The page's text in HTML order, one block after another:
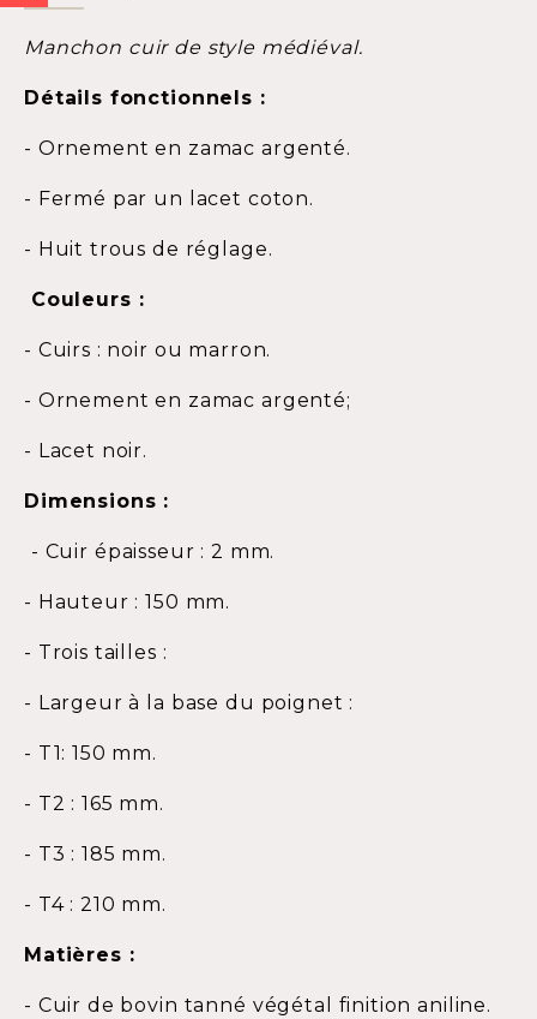
Manchon cuir de style médiéval.
Détails fonctionnels :
- Ornement en zamac argenté.
- Fermé par un lacet coton.
- Huit trous de réglage.
Couleurs :
- Cuirs : noir ou marron.
- Ornement en zamac argenté;
- Lacet noir.
Dimensions :
- Cuir épaisseur : 2 mm.
- Hauteur : 150 mm.
- Trois tailles :
- Largeur à la base du poignet :
- T1: 150 mm.
- T2 : 165 mm.
- T3 : 185 mm.
- T4 : 210 mm.
Matières :
- Cuir de bovin tanné végétal finition aniline.